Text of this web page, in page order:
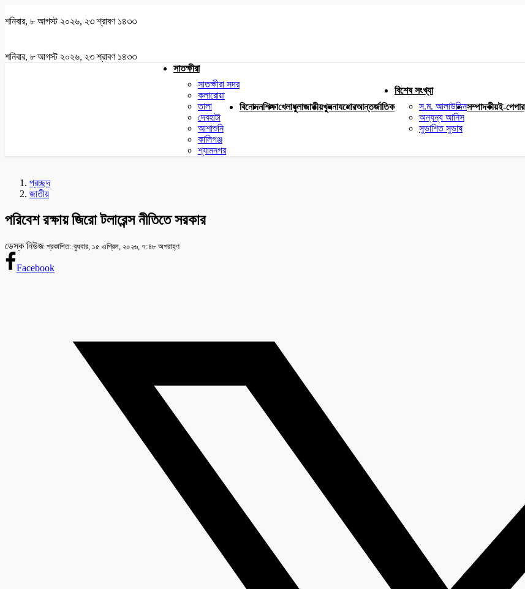
শনিবার, ৮ আগস্ট ২০২৬, ২৩ শ্রাবণ ১৪৩৩
শনিবার, ৮ আগস্ট ২০২৬, ২৩ শ্রাবণ ১৪৩৩
সাতক্ষীরা
সাতক্ষীরা সদর
কলারোয়া
তালা
দেবহাটা
আশাশুনি
কালিগঞ্জ
শ্যামনগর
বিনোদনশিক্ষাখেলাধুলাজাতীয়খুলনাযশোরআন্তর্জাতিক
বিশেষ সংখ্যা
স.ম. আলাউদ্দিন
অন্যন্য আনিস
সুভাশিত সুভাষ
সম্পাদকীয়ই-পেপার
প্রচ্ছদ
জাতীয়
পরিবেশ রক্ষায় জিরো টলারেন্স নীতিতে সরকার
ডেস্ক নিউজ প্রকাশিত: বুধবার, ১৫ এপ্রিল, ২০২৬, ৭:৪৮ অপরাহ্ণ
Facebook